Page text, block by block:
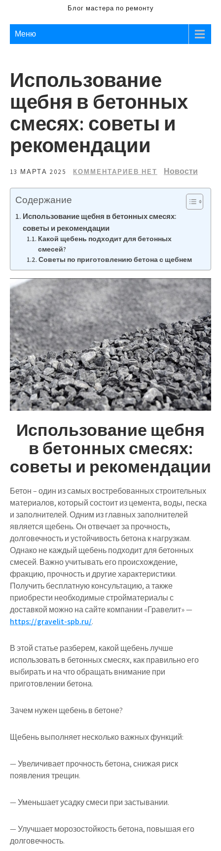
Блог мастера по ремонту
Меню
Использование
щебня в бетонных
смесях: советы и
рекомендации
13 МАРТА 2025 КОММЕНТАРИЕВ НЕТ Новости
Содержание
Использование щебня в бетонных смесях:
советы и рекомендации
Какой щебень подходит для бетонных
смесей?
Советы по приготовлению бетона с щебнем
Использование щебня
в бетонных смесях:
советы и рекомендации
Бетон – один из самых востребованных строительных
материалов, который состоит из цемента, воды, песка
и заполнителей. Одним из главных заполнителей
является щебень. Он отвечает за прочность,
долговечность и устойчивость бетона к нагрузкам.
Однако не каждый щебень подходит для бетонных
смесей. Важно учитывать его происхождение,
фракцию, прочность и другие характеристики.
Получить бесплатную консультацию, а также
приобрести необходимые стройматериалы с
доставкой можно на сайте компании «Гравелит» —
https://gravelit-spb.ru/.
В этой статье разберем, какой щебень лучше
использовать в бетонных смесях, как правильно его
выбирать и на что обращать внимание при
приготовлении бетона.
Зачем нужен щебень в бетоне?
Щебень выполняет несколько важных функций:
— Увеличивает прочность бетона, снижая риск
появления трещин.
— Уменьшает усадку смеси при застывании.
— Улучшает морозостойкость бетона, повышая его
долговечность.